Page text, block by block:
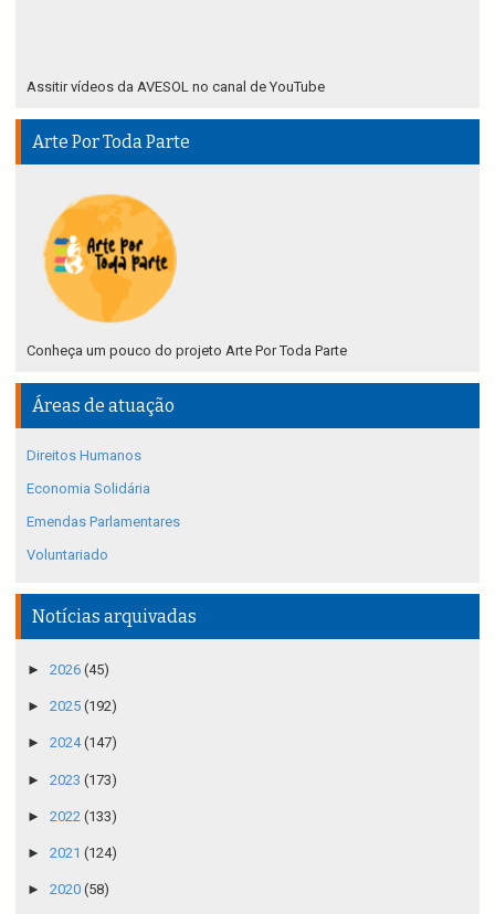
Assitir vídeos da AVESOL no canal de YouTube
Arte Por Toda Parte
Conheça um pouco do projeto Arte Por Toda Parte
Áreas de atuação
Direitos Humanos
Economia Solidária
Emendas Parlamentares
Voluntariado
Notícias arquivadas
► 2026 (45)
► 2025 (192)
► 2024(147)
► 2023 (173)
► 2022 (133)
► 2021 (124)
► 2020 (58)